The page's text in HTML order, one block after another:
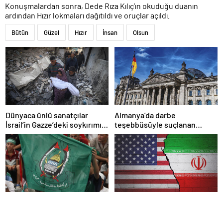
Konuşmalardan sonra, Dede Rıza Kılıç’ın okuduğu duanın
ardından Hızır lokmaları dağıtıldı ve oruçlar açıldı.
Bütün Güzel Hızır İnsan Olsun
Dünyaca ünlü sanatçılar
İsrail’in Gazze’deki soykırımını
kınadı
Almanya’da darbe
teşebbüsüyle suçlanan
örgüte ait dernek yasaklandı